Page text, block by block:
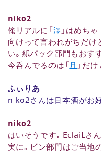
niko2
俺リアルに「 澪 」はめち
向けって言われがちだけ
い。紙パック部門もおす
今呑んでるのは「 月 」だけ
ふぃりあ
niko2さんは日本酒がお
niko2
はいそうです。EclaiLさ
実に。ビン部門はご当地